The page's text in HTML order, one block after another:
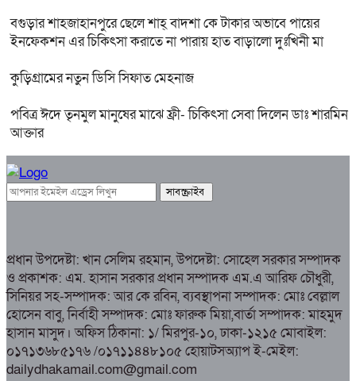
বগুড়ার শাহজাহানপুরে ছেলে শাহ্ বাদশা কে টাকার অভাবে পায়ের
ইনফেকশন এর চিকিৎসা করাতে না পারায় হাত বাড়ালো দুঃখিনী মা
কুড়িগ্রামের নতুন ডিসি সিফাত মেহনাজ
পবিত্র ঈদে তৃনমুল মানুষের মাঝে ফ্রী- চিকিৎসা সেবা দিলেন ডাঃ শারমিন
আক্তার
প্রধান উপদেষ্টা: খান সেলিম রহমান, উপদেষ্টা: সোহেল সরকার সম্পাদক
ও প্রকাশক: এম. হাসান সরকার প্রধান সম্পাদক এম.এ আরিফ চৌধুরী,
সিনিয়র সহ-সম্পাদক: আর কে রবিন, ব্যবস্থাপনা সম্পাদক: মোঃ বেল্লাল
হোসেন বাবু, নির্বাহী সম্পাদক: মোঃ ফারুক মিয়া,বার্তা সম্পাদক: মাহমুদ
হাসান মাসুদ। অফিস ঠিকানা: ১/ মিরপুর-১০, ঢাকা-১২১৫ মোবাইল:
০১৭১৩৬৮৫১৭৬ /০১৭১১৪৪৮১০৫ হোয়াটসঅ্যাপ ই-মেইল:
dailydhakamail.com@gmail.com